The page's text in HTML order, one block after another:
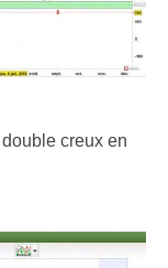
creux en